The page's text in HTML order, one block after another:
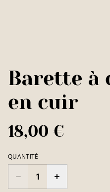
Barette à
en cuir
18,00 €
QUANTITÉ